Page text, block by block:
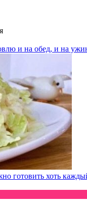
и на обед, и на
готовить хоть